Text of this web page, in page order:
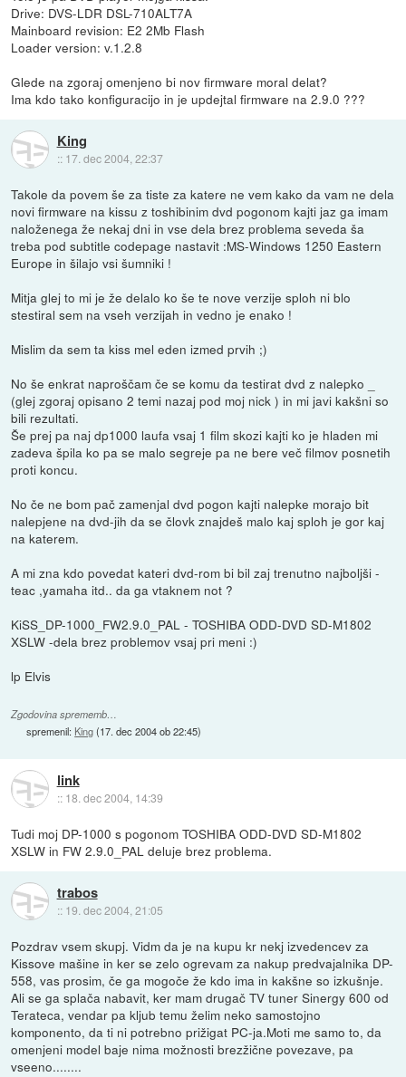
Drive: DVS-LDR DSL-710ALT7A
Mainboard revision: E2 2Mb Flash
Loader version: v.1.2.8
Glede na zgoraj omenjeno bi nov firmware moral delat?
Ima kdo tako konfiguracijo in je updejtal firmware na 2.9.0 ???
King
:: 17. dec 2004, 22:37
Takole da povem še za tiste za katere ne vem kako da vam ne dela
novi firmware na kissu z toshibinim dvd pogonom kajti jaz ga imam
naloženega že nekaj dni in vse dela brez problema seveda ša
treba pod subtitle codepage nastavit :MS-Windows 1250 Eastern
Europe in šilajo vsi šumniki !
Mitja glej to mi je že delalo ko še te nove verzije sploh ni blo
stestiral sem na vseh verzijah in vedno je enako !
Mislim da sem ta kiss mel eden izmed prvih ;)
No še enkrat naproščam če se komu da testirat dvd z nalepko _
(glej zgoraj opisano 2 temi nazaj pod moj nick ) in mi javi kakšni so
bili rezultati.
Še prej pa naj dp1000 laufa vsaj 1 film skozi kajti ko je hladen mi
zadeva špila ko pa se malo segreje pa ne bere več filmov posnetih
proti koncu.
No če ne bom pač zamenjal dvd pogon kajti nalepke morajo bit
nalepjene na dvd-jih da se človk znajdeš malo kaj sploh je gor kaj
na katerem.
A mi zna kdo povedat kateri dvd-rom bi bil zaj trenutno najboljši -
teac ,yamaha itd.. da ga vtaknem not ?
KiSS_DP-1000_FW2.9.0_PAL - TOSHIBA ODD-DVD SD-M1802
XSLW -dela brez problemov vsaj pri meni :)
lp Elvis
Zgodovina sprememb…
spremenil: King(17. dec 2004 ob 22:45)
link
:: 18. dec 2004, 14:39
Tudi moj DP-1000 s pogonom TOSHIBA ODD-DVD SD-M1802
XSLW in FW 2.9.0_PAL deluje brez problema.
trabos
:: 19. dec 2004, 21:05
Pozdrav vsem skupj. Vidm da je na kupu kr nekj izvedencev za
Kissove mašine in ker se zelo ogrevam za nakup predvajalnika DP-
558, vas prosim, če ga mogoče že kdo ima in kakšne so izkušnje.
Ali se ga splača nabavit, ker mam drugač TV tuner Sinergy 600 od
Terateca, vendar pa kljub temu želim neko samostojno
komponento, da ti ni potrebno prižigat PC-ja.Moti me samo to, da
omenjeni model baje nima možnosti brezžične povezave, pa
vseeno........